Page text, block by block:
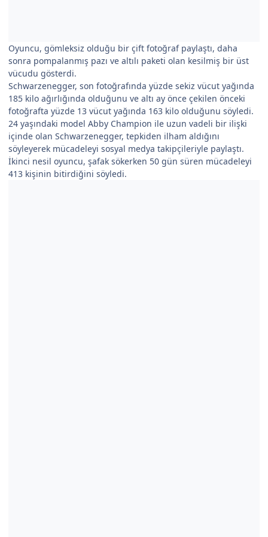
Oyuncu, gömleksiz olduğu bir çift fotoğraf paylaştı, daha
sonra pompalanmış pazı ve altılı paketi olan kesilmiş bir üst
vücudu gösterdi.
Schwarzenegger, son fotoğrafında yüzde sekiz vücut yağında
185 kilo ağırlığında olduğunu ve altı ay önce çekilen önceki
fotoğrafta yüzde 13 vücut yağında 163 kilo olduğunu söyledi.
24 yaşındaki model Abby Champion ile uzun vadeli bir ilişki
içinde olan Schwarzenegger, tepkiden ilham aldığını
söyleyerek mücadeleyi sosyal medya takipçileriyle paylaştı.
İkinci nesil oyuncu, şafak sökerken 50 gün süren mücadeleyi
413 kişinin bitirdiğini söyledi.